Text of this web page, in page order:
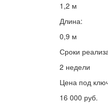
1,2 м
Длина:
0,9 м
Сроки
2 недели
Цена под
16 000 руб.